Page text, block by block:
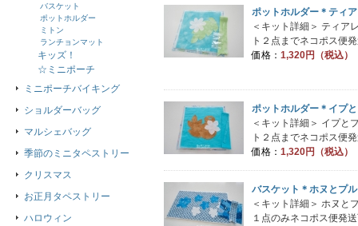
ポットホルダー＊ティ
＜キット詳細＞ ティア
ト２点までネコポス便
価格： 1,320円（税込）
ポットホルダー＊イプ
＜キット詳細＞ イプと
ト２点までネコポス便
価格： 1,320円（税込）
バスケット＊ホヌとプ
＜キット詳細＞ ホヌと
１点のみネコポス便発
バスケット
ポットホルダー
ミトン
ランチョンマット
キッズ！
☆ミニポーチ
ミニポーチバイキング
ショルダーバッグ
マルシェバッグ
季節のミニタペストリー
クリスマス
お正月タペストリー
ハロウィン